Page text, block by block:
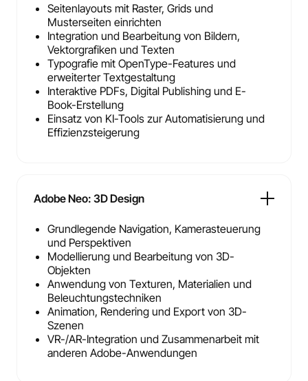
Seitenlayouts mit Raster, Grids und
Musterseiten einrichten
Integration und Bearbeitung von Bildern,
Vektorgrafiken und Texten
Typografie mit OpenType-Features und
erweiterter Textgestaltung
Interaktive PDFs, Digital Publishing und E-
Book-Erstellung
Einsatz von KI-Tools zur Automatisierung und
Effizienzsteigerung
Adobe Neo: 3D Design
Grundlegende Navigation, Kamerasteuerung
und Perspektiven
Modellierung und Bearbeitung von 3D-
Objekten
Anwendung von Texturen, Materialien und
Beleuchtungstechniken
Animation, Rendering und Export von 3D-
Szenen
VR-/AR-Integration und Zusammenarbeit mit
anderen Adobe-Anwendungen